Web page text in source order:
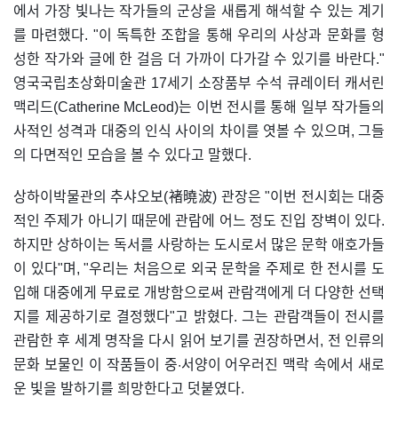
에서 가장 빛나는 작가들의 군상을 새롭게 해석할 수 있는 계기
를 마련했다. "이 독특한 조합을 통해 우리의 사상과 문화를 형
성한 작가와 글에 한 걸음 더 가까이 다가갈 수 있기를 바란다."
영국국립초상화미술관 17세기 소장품부 수석 큐레이터 캐서린
맥리드(Catherine McLeod)는 이번 전시를 통해 일부 작가들의
사적인 성격과 대중의 인식 사이의 차이를 엿볼 수 있으며, 그들
의 다면적인 모습을 볼 수 있다고 말했다.
상하이박물관의 추샤오보(褚曉波) 관장은 "이번 전시회는 대중
적인 주제가 아니기 때문에 관람에 어느 정도 진입 장벽이 있다.
하지만 상하이는 독서를 사랑하는 도시로서 많은 문학 애호가들
이 있다"며, "우리는 처음으로 외국 문학을 주제로 한 전시를 도
입해 대중에게 무료로 개방함으로써 관람객에게 더 다양한 선택
지를 제공하기로 결정했다"고 밝혔다. 그는 관람객들이 전시를
관람한 후 세계 명작을 다시 읽어 보기를 권장하면서, 전 인류의
문화 보물인 이 작품들이 중·서양이 어우러진 맥락 속에서 새로
운 빛을 발하기를 희망한다고 덧붙였다.